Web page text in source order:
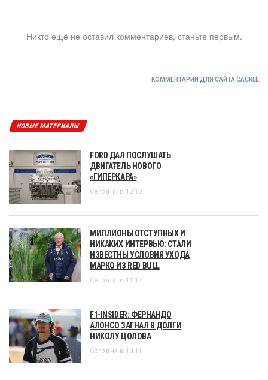
Никто ещё не оставил комментариев, станьте первым.
КОММЕНТАРИИ ДЛЯ САЙТА CACKLE
НОВЫЕ МАТЕРИАЛЫ
FORD ДАЛ ПОСЛУШАТЬ
ДВИГАТЕЛЬ НОВОГО
«ГИПЕРКАРА»
Сегодня в 12:13
МИЛЛИОНЫ ОТСТУПНЫХ И
НИКАКИХ ИНТЕРВЬЮ: СТАЛИ
ИЗВЕСТНЫ УСЛОВИЯ УХОДА
МАРКО ИЗ RED BULL
Сегодня в 11:12
F1-INSIDER: ФЕРНАНДО
АЛОНСО ЗАГНАЛ В ДОЛГИ
НИКОЛУ ЦОЛОВА
Сегодня в 10:11